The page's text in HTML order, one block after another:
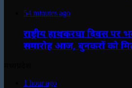
54 minutes ago
राष्ट्रीय हाथकरघा दिवस पर
समारोह आज, बुनकरों को
1 hour ago